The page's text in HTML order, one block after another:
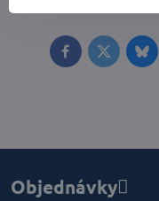
FacebookTwitter
Objednávky